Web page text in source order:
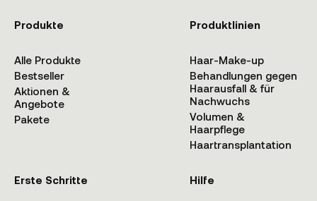
Produkte
Alle Produkte
Bestseller
Aktionen &
Angebote
Pakete
Produktlinien
Haar-Make-up
Behandlungen gegen
Haarausfall & für
Nachwuchs
Volumen &
Haarpflege
Haartransplantation
Erste Schritte Hilfe